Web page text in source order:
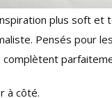
plus soft et
Pensés pour
complètent
à côté.